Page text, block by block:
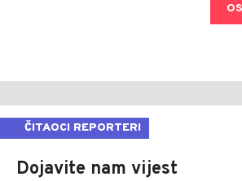
ČITAOCI REPORTERI
Dojavite nam vijest